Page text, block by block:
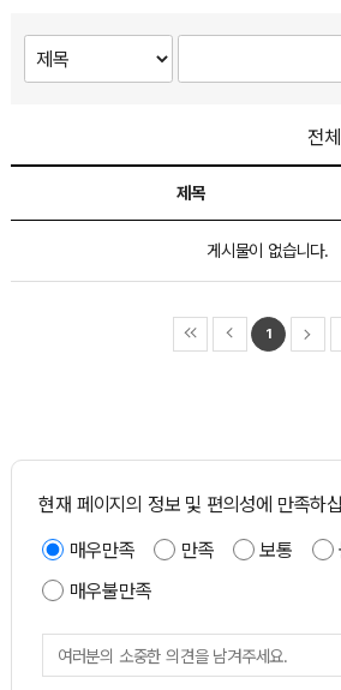
전
제목
게시물이 없습니다.
1
현재 페이지의 정보 및 편의성에 만족하
매우만족 만족 보통
매우불만족